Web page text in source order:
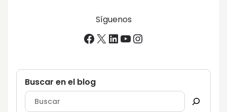
Síguenos
Facebook
X LinkedIn
YouTube
Instagram
Buscar en el blog